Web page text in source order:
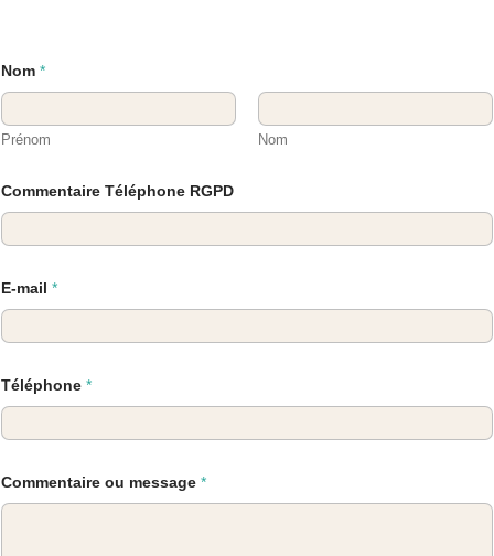
Nom *
Prénom Nom
Commentaire Téléphone RGPD
E-mail *
Téléphone *
Commentaire ou message *